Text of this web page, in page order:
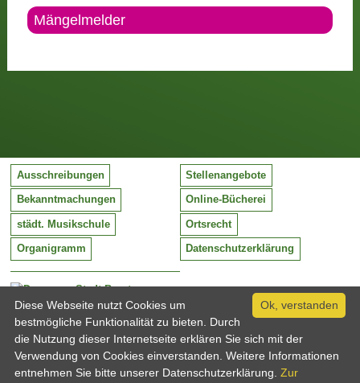
Mängelmelder
Stadt Barntrup
Mittelstraße 38
32683 Barntrup
Tel:
Email:
05263 / 409-0
info@barntrup.de
Ausschreibungen Stellenangebote
Bekanntmachungen Online-Bücherei
städt. Musikschule Ortsrecht
Organigramm Datenschutzerklärung
Ok, verstanden
Diese Webseite nutzt Cookies um
bestmögliche Funktionalität zu bieten. Durch
die Nutzung dieser Internetseite erklären Sie sich mit der
Verwendung von Cookies einverstanden. Weitere Informationen
entnehmen Sie bitte unserer Datenschutzerklärung. Zur